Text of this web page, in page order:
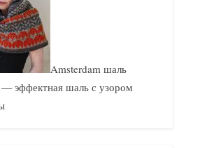
Amsterdam шаль
эффектная шаль с узором